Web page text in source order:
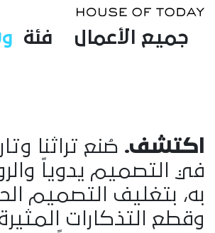
جميع الأعمال فئة
اكتشف. صُنع تراثنا
في التصميم يدوياً
به، بتغليف التصميم
وقطع التذكارات